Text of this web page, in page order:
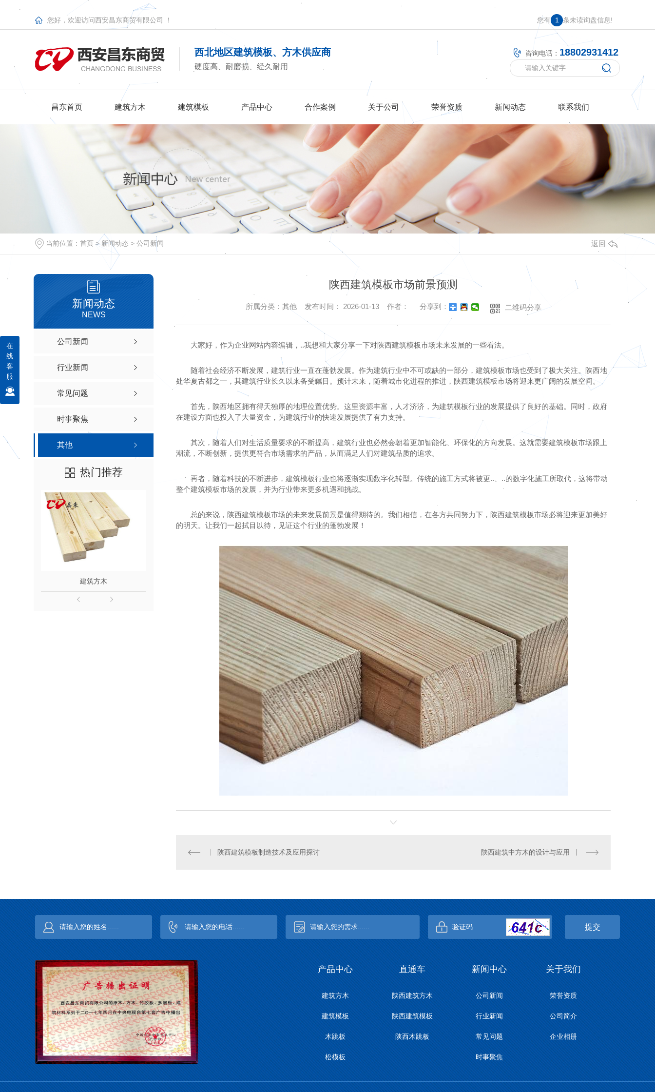
您好，欢迎访问西安昌东商贸有限公司 ！ 您有 1 条未读询盘信息!
西北地区建筑模板、方木供应商
硬度高、耐磨损、经久耐用
咨询电话： 18802931412
昌东首页 建筑方木 建筑模板 产品中心 合作案例 关于公司 荣誉资质 新闻动态 联系我们
当前位置： 首页 >新闻动态 > 公司新闻 返回
新闻动态
NEWS
公司新闻
行业新闻
常见问题
时事聚焦
其他
热门推荐
建筑方木 陕西建筑方木批发 陕西建筑方木 陕西精品圆柱模板批发
陕西建筑模板市场前景预测
所属分类：其他 发布时间： 2026-01-13 作者： 分享到： 二维码分享
大家好，作为企业网站内容编辑，..我想和大家分享一下对陕西建筑模板市场未来发展的一些看法。
随着社会经济不断发展，建筑行业一直在蓬勃发展。作为建筑行业中不可或缺的一部分，建筑模板市场也受到了极大关注。陕西地
处华夏古都之一，其建筑行业长久以来备受瞩目。预计未来，随着城市化进程的推进，陕西建筑模板市场将迎来更广阔的发展空间。
首先，陕西地区拥有得天独厚的地理位置优势。这里资源丰富，人才济济，为建筑模板行业的发展提供了良好的基础。同时，政府
在建设方面也投入了大量资金，为建筑行业的快速发展提供了有力支持。
其次，随着人们对生活质量要求的不断提高，建筑行业也必然会朝着更加智能化、环保化的方向发展。这就需要建筑模板市场跟上
潮流，不断创新，提供更符合市场需求的产品，从而满足人们对建筑品质的追求。
再者，随着科技的不断进步，建筑模板行业也将逐渐实现数字化转型。传统的施工方式将被更..、..的数字化施工所取代，这将带动
整个建筑模板市场的发展，并为行业带来更多机遇和挑战。
总的来说，陕西建筑模板市场的未来发展前景是值得期待的。我们相信，在各方共同努力下，陕西建筑模板市场必将迎来更加美好
的明天。让我们一起拭目以待，见证这个行业的蓬勃发展！
陕西建筑模板制造技术及应用探讨 陕西建筑中方木的设计与应用
提交
产品中心
建筑方木
建筑模板
木跳板
松模板
直通车
陕西建筑方木
陕西建筑模板
陕西木跳板
新闻中心
公司新闻
行业新闻
常见问题
时事聚焦
关于我们
荣誉资质
公司简介
企业相册
在
线
客
服